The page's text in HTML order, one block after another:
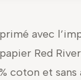
avec
Red
coton et sans